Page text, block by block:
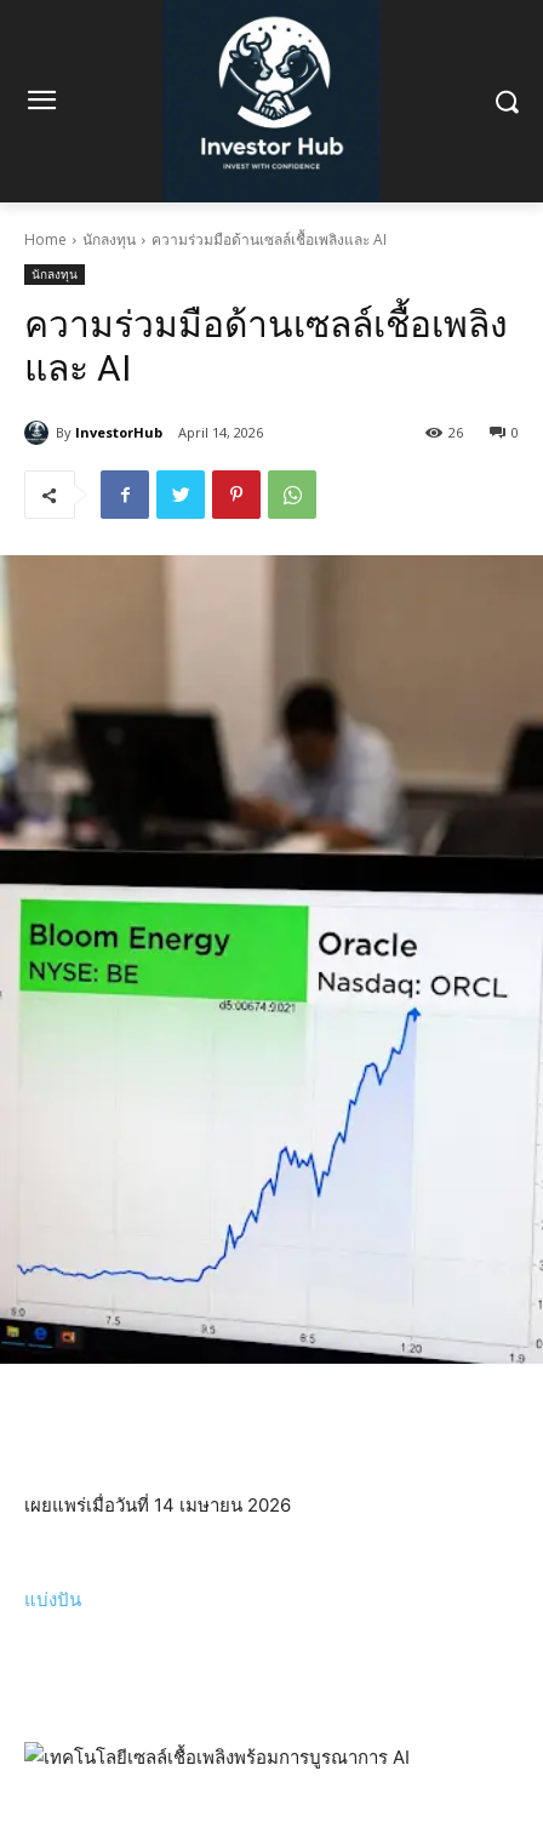
Home นักลงทุน ความร่วมมือด้านเซลล์เชื้อเพลิงและ AI
นักลงทุน
ความร่วมมือด้านเซลล์เชื้อเพลิง
และ AI
By InvestorHub April 14, 2026 0
26
เผยแพร่เมื่อวันที่ 14 เมษายน 2026
แบ่งปัน